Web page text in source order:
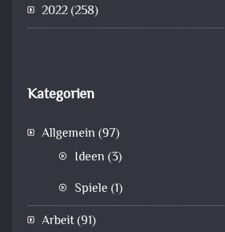
2022(258)
Kategorien
Allgemein (97)
Ideen (3)
Spiele (1)
Arbeit(91)